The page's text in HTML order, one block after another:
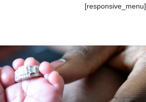
[responsive_menu]